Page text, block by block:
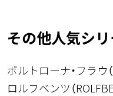
その他人気シ
ポルトローナ・フラウ
ロルフベンツ（